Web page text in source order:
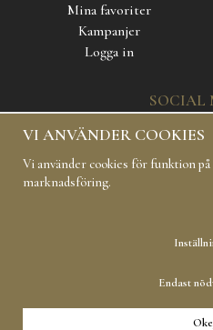
Mina favoriter
Kampanjer
Logga in
SOCIAL
VI ANVÄNDER COOKIES
Vi använder cookies för funktion på
marknadsföring.
Endast